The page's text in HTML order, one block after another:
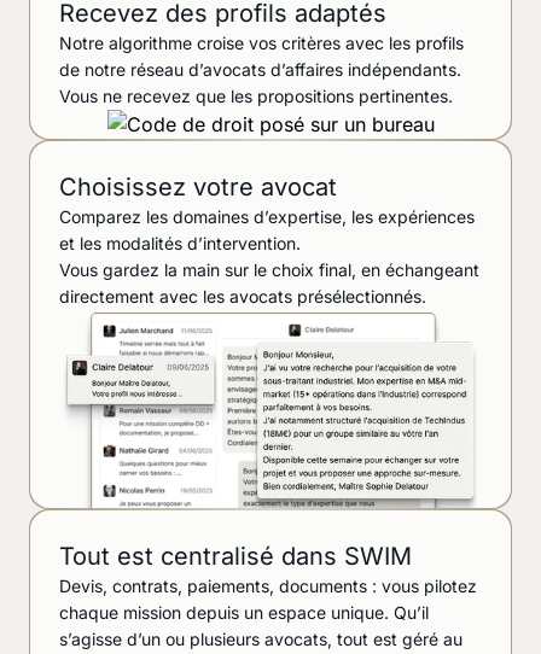
Recevez des profils adaptés
Notre algorithme croise vos critères avec les profils
de notre réseau d’avocats d’affaires indépendants.
Vous ne recevez que les propositions pertinentes.
Choisissez votre avocat
Comparez les domaines d’expertise, les expériences
et les modalités d’intervention.
Vous gardez la main sur le choix final, en échangeant
directement avec les avocats présélectionnés.
Tout est centralisé dans SWIM
Devis, contrats, paiements, documents : vous pilotez
chaque mission depuis un espace unique. Qu’il
s’agisse d’un ou plusieurs avocats, tout est géré au